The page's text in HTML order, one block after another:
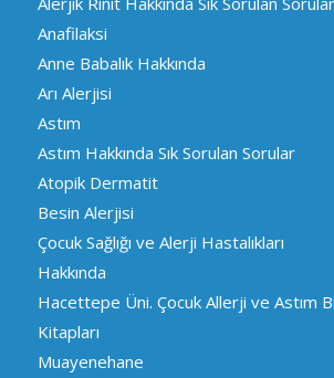
Anafilaksi
Anne Babalık Hakkında
Arı Alerjisi
Astım
Astım Hakkında Sık Sorulan Sorular
Atopik Dermatit
Besin Alerjisi
Çocuk Sağlığı ve Alerji Hastalıkları
Hakkında
Hacettepe Üni. Çocuk Allerji ve Astım
Kitapları
Muayenehane